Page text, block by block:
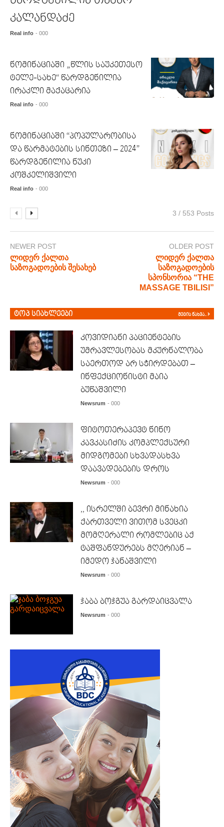
კალანდაძე
Real info - 000
ნომინაციაში „წლის საუკეთესო
ტელე-სახე“ წარდგენილია
ირაკლი მაქაცარია
Real info - 000
ნომინაციაში “პოპულარობისა
და წარმატების სინთეზი – 2024”
წარდგენილია ნუკი
კოშკელიშვილი
Real info - 000
3 / 553 Posts
NEWER POST
ლიდერ ქალთა
საზოგადოების შესახებ
OLDER POST
ლიდერ ქალთა
საზოგადოების
სპონსორია “THE
MASSAGE TBILISI”
ტოპ სიახლეები მეტის ნახვა..
კოვიდიანი პაციენტების
უმრავლესობას მკურნალობა
საერთოდ არ სჭირდებათ –
ინფექციონისტი მაია
ბუწაშვილი
Newsrum - 000
ფიტოთერაპევტ ნინო
კავკასიძის კომპლექსური
მიდგომები სხვადასხვა
დაავადებების დროს
Newsrum - 000
,, ისრელში ბევრი მინახია
ქართველი ვითომ სვეცკი
მომღერალი რომლებიც აქ
ტაშფანდურებს მღერიან –
იმედო ჯანაშვილი
Newsrum - 000
ჯაბა ბოჯგუა გარდაიცვალა
Newsrum - 000